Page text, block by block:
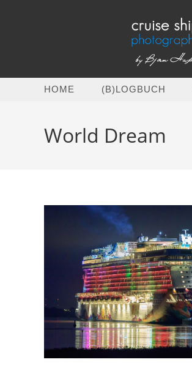
HOME (B)LOGBUCH
World Dream